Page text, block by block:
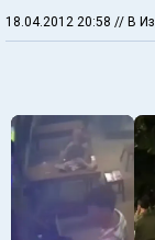
18.04.2012 20:58 // В